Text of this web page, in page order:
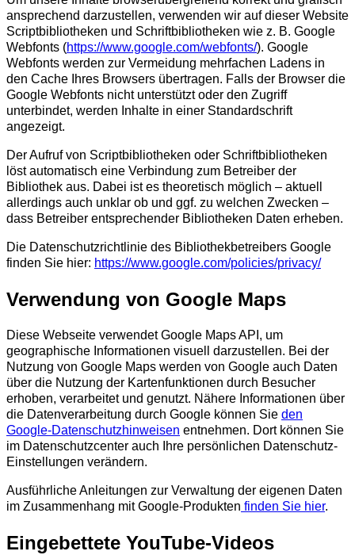
ansprechend darzustellen, verwenden wir auf dieser Website
Scriptbibliotheken und Schriftbibliotheken wie z. B. Google
Webfonts (https://www.google.com/webfonts/). Google
Webfonts werden zur Vermeidung mehrfachen Ladens in
den Cache Ihres Browsers übertragen. Falls der Browser die
Google Webfonts nicht unterstützt oder den Zugriff
unterbindet, werden Inhalte in einer Standardschrift
angezeigt.
Der Aufruf von Scriptbibliotheken oder Schriftbibliotheken
löst automatisch eine Verbindung zum Betreiber der
Bibliothek aus. Dabei ist es theoretisch möglich – aktuell
allerdings auch unklar ob und ggf. zu welchen Zwecken –
dass Betreiber entsprechender Bibliotheken Daten erheben.
Die Datenschutzrichtlinie des Bibliothekbetreibers Google
finden Sie hier: https://www.google.com/policies/privacy/
Verwendung von Google Maps
Diese Webseite verwendet Google Maps API, um
geographische Informationen visuell darzustellen. Bei der
Nutzung von Google Maps werden von Google auch Daten
über die Nutzung der Kartenfunktionen durch Besucher
erhoben, verarbeitet und genutzt. Nähere Informationen über
die Datenverarbeitung durch Google können Sie den
Google-Datenschutzhinweisen entnehmen. Dort können Sie
im Datenschutzcenter auch Ihre persönlichen Datenschutz-
Einstellungen verändern.
Ausführliche Anleitungen zur Verwaltung der eigenen Daten
im Zusammenhang mit Google-Produkten finden Sie hier.
Eingebettete YouTube-Videos